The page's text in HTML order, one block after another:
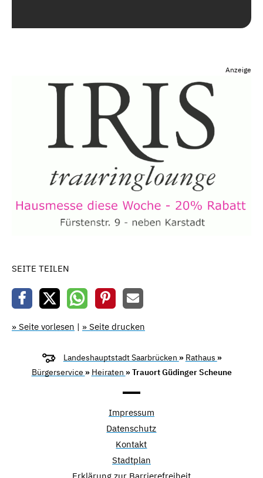
Anzeige
SEITE TEILEN
» Seite vorlesen | » Seite drucken
Landeshauptstadt Saarbrücken » Rathaus »
Bürgerservice » Heiraten » Trauort Güdinger Scheune
Impressum
Datenschutz
Kontakt
Stadtplan